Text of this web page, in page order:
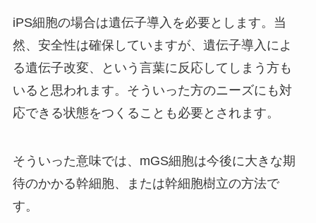
iPS細胞の場合は遺伝子導入を必要とします。当
然、安全性は確保していますが、遺伝子導入によ
る遺伝子改変、という言葉に反応してしまう方も
いると思われます。そういった方のニーズにも対
応できる状態をつくることも必要とされます。
そういった意味では、mGS細胞は今後に大きな期
待のかかる幹細胞、または幹細胞樹立の方法で
す。